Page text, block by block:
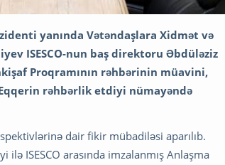
yanında Vətəndaşlara Xidmət və
ISESCO-nun baş direktoru Əbdüləziz
Proqramının rəhbərinin müavini,
rəhbərlik etdiyi nümayəndə
dair fikir mübadiləsi aparılıb.
ISESCO arasında imzalanmış Anlaşma